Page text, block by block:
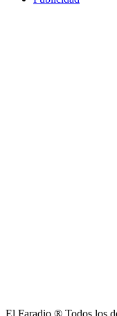
El Faradio ® Todos los